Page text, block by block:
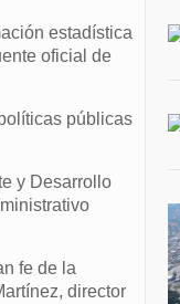
estadística
oficial de
públicas
y Desarrollo
fe de la
director